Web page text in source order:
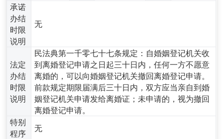
承诺
办结
时限
说明
无
法定
办结
时限
说明
民法典第一千零七十七条规定：自婚姻登记机关收
到离婚登记申请之日起三十日内，任何一方不愿意
离婚的，可以向婚姻登记机关撤回离婚登记申请。
前款规定期限届满后三十日内，双方应当亲自到婚
姻登记机关申请发给离婚证；未申请的，视为撤回
离婚登记申请。
特别
程序
无